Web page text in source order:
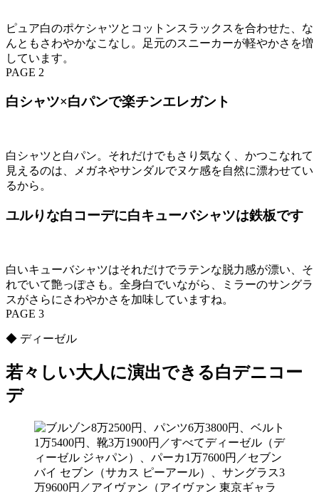
ピュア白のポケシャツとコットンスラックスを合わせた、な
んともさわやかなこなし。足元のスニーカーが軽やかさを増
しています。
PAGE 2
白シャツ×白パンで楽チンエレガント
白シャツと白パン。それだけでもさり気なく、かつこなれて
見えるのは、メガネやサンダルでヌケ感を自然に漂わせてい
るから。
ユルりな白コーデに白キューバシャツは鉄板です
白いキューバシャツはそれだけでラテンな脱力感が漂い、そ
れでいて艶っぽさも。全身白でいながら、ミラーのサングラ
スがさらにさわやかさを加味していますね。
PAGE 3
◆ ディーゼル
若々しい大人に演出できる白デニコー
デ